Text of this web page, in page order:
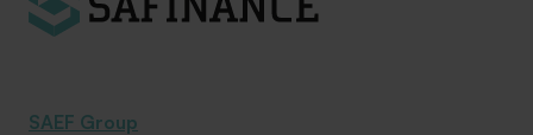
SAEF Group